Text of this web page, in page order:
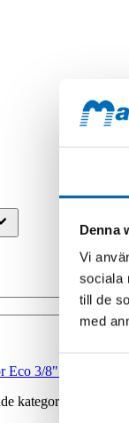
Denna
Vi
sociala
till de
med
Eco 3/8" V3
kategorier: